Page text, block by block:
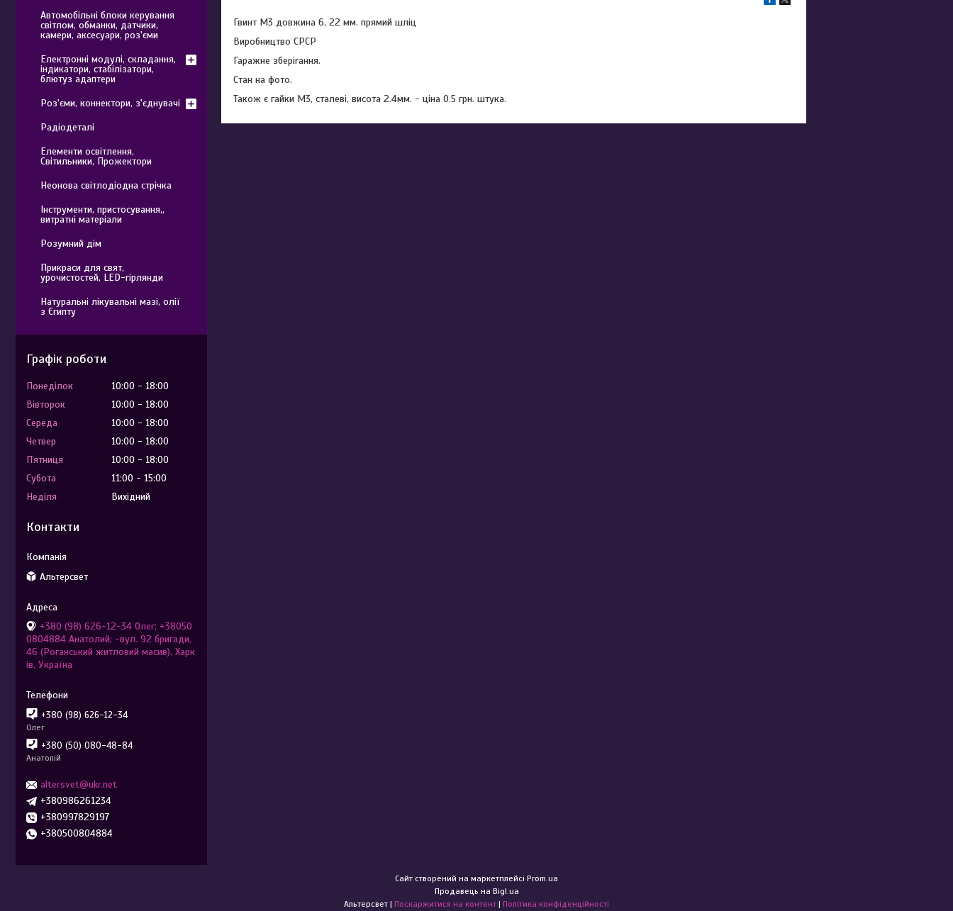
Гвинт М3 довжина 6, 22 мм. прямий шліц
Виробництво СРСР
Гаражне зберігання.
Стан на фото.
Також є гайки М3, сталеві, висота 2.4мм. - ціна 0.5 грн. штука.
Автомобільні блоки керування
світлом, обманки, датчики,
камери, аксесуари, роз'єми
Електронні модулі, складання,
індикатори, стабілізатори,
блютуз адаптери
Роз'єми, коннектори, з'єднувачі
Радіодеталі
Елементи освітлення,
Світильники, Прожектори
Неонова світлодіодна стрічка
Інструменти, пристосування,,
витратні матеріали
Розумний дім
Прикраси для свят,
урочистостей, LED-гірлянди
Натуральні лікувальні мазі, олії
з Єгипту
Графік роботи
Понеділок 10:00
18:00
Вівторок
10:00
18:00
Середа
10:00
18:00
Четвер
10:00
18:00
Пʼятниця
10:00
18:00
Субота
11:00
15:00
Неділя
Вихідний
Контакти
Альтерсвет
+380 (98) 626-12-34 Олег; +38050
0804884 Анатолий; -вул. 92 бригади,
46 (Роганський житловий масив), Харк
ів, Україна
+380 (98) 626-12-34
Олег
+380 (50) 080-48-84
Анатолій
altersvet@ukr.net
+380986261234
+380997829197
+380500804884
Сайт створений на маркетплейсі Prom.ua
Продавець на Bigl.ua
Альтерсвет | Поскаржитися на контент | Політика конфіденційності